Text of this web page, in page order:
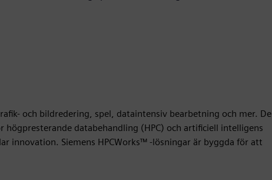
och bildredering, spel, dataintensiv bearbetning och mer. De
databehandling (HPC) och artificiell intelligens
innovation. Siemens HPCWorks™ -lösningar är byggda för att